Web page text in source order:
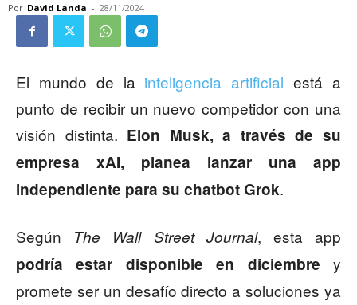
Por David Landa - 28/11/2024
El mundo de la inteligencia artificial está a
punto de recibir un nuevo competidor con una
visión distinta. Elon Musk, a través de su
empresa xAI, planea lanzar una app
independiente para su chatbot Grok.
Según The Wall Street Journal, esta app
podría estar disponible en diciembre y
promete ser un desafío directo a soluciones ya